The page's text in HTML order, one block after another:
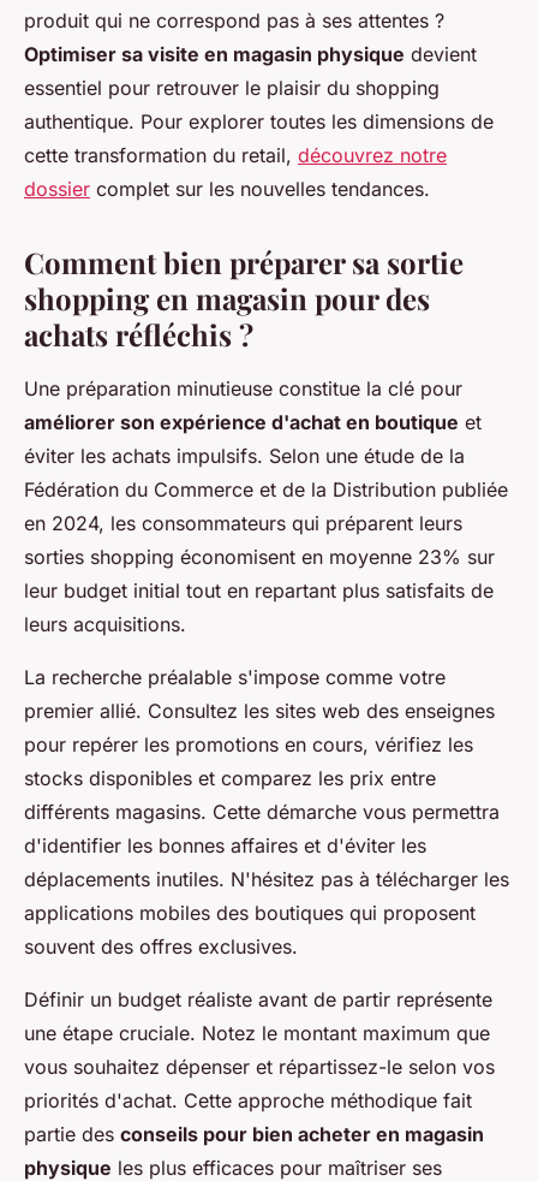
produit qui ne correspond pas à ses attentes ?
Optimiser sa visite en magasin physique devient
essentiel pour retrouver le plaisir du shopping
authentique. Pour explorer toutes les dimensions de
cette transformation du retail, découvrez notre
dossier complet sur les nouvelles tendances.
Comment bien préparer sa sortie
shopping en magasin pour des
achats réfléchis ?
Une préparation minutieuse constitue la clé pour
améliorer son expérience d'achat en boutique et
éviter les achats impulsifs. Selon une étude de la
Fédération du Commerce et de la Distribution publiée
en 2024, les consommateurs qui préparent leurs
sorties shopping économisent en moyenne 23% sur
leur budget initial tout en repartant plus satisfaits de
leurs acquisitions.
La recherche préalable s'impose comme votre
premier allié. Consultez les sites web des enseignes
pour repérer les promotions en cours, vérifiez les
stocks disponibles et comparez les prix entre
différents magasins. Cette démarche vous permettra
d'identifier les bonnes affaires et d'éviter les
déplacements inutiles. N'hésitez pas à télécharger les
applications mobiles des boutiques qui proposent
souvent des offres exclusives.
Définir un budget réaliste avant de partir représente
une étape cruciale. Notez le montant maximum que
vous souhaitez dépenser et répartissez-le selon vos
priorités d'achat. Cette approche méthodique fait
partie des conseils pour bien acheter en magasin
physique les plus efficaces pour maîtriser ses